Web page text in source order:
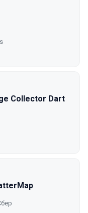
Collector Dart